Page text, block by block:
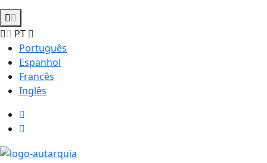
PT
Português
Espanhol
Francês
Inglês